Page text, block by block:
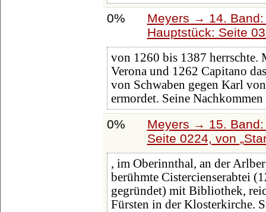
0%
Meyers → 14.
Hauptstück: Seite
von 1260 bis 1387 herrschte.
Verona und 1262 Capitano
von Schwaben gegen Karl
ermordet. Seine
0%
Meyers → 15.
Seite 0224, von
, im Oberinnthal, an der
berühmte Cistercienserabtei
gegründet) mit Bibliothek,
Fürsten in der Klosterkirche.